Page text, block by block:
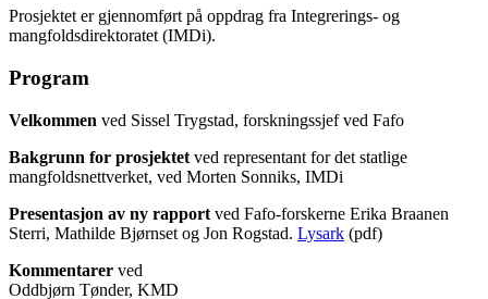
Prosjektet er gjennomført på oppdrag fra Integrerings- og
mangfoldsdirektoratet (IMDi).
Program
Velkommen ved Sissel Trygstad, forskningssjef ved Fafo
Bakgrunn for prosjektet ved representant for det statlige
mangfoldsnettverket, ved Morten Sonniks, IMDi
Presentasjon av ny rapport ved Fafo-forskerne Erika Braanen
Sterri, Mathilde Bjørnset og Jon Rogstad. Lysark (pdf)
Kommentarer ved
Oddbjørn Tønder, KMD